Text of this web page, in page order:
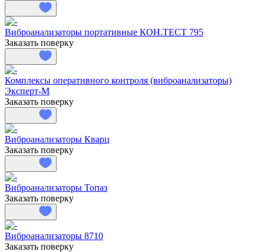
Виброанализаторы портативные КОН.ТЕСТ 795
Заказать поверку
Комплексы оперативного контроля (виброанализаторы)
Эксперт-М
Заказать поверку
Виброанализаторы Кварц
Заказать поверку
Виброанализаторы Топаз
Заказать поверку
Виброанализаторы 8710
Заказать поверку